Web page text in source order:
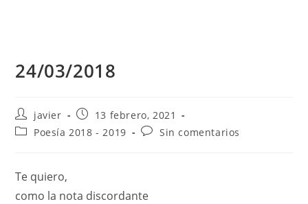
24/03/2018
javier
13 febrero, 2021
Poesía 2018 - 2019
Sin comentarios
Te quiero,
como la nota discordante